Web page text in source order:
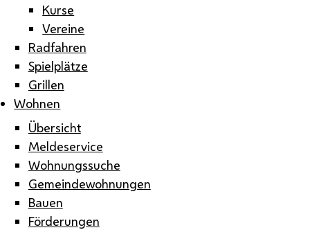
Kurse
Vereine
Radfahren
Spielplätze
Grillen
Wohnen
Übersicht
Meldeservice
Wohnungssuche
Gemeindewohnungen
Bauen
Förderungen